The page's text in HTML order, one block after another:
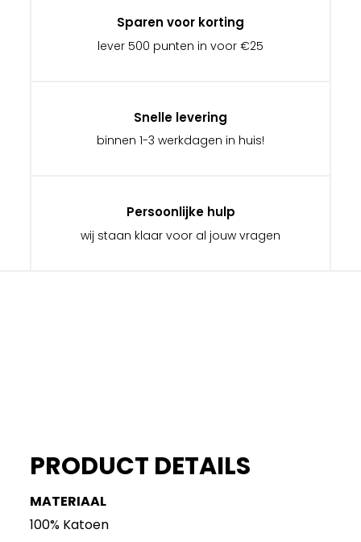
Sparen voor korting
lever 500 punten in voor €25
Snelle levering
binnen 1-3 werkdagen in huis!
Persoonlijke hulp
wij staan klaar voor al jouw vragen
PRODUCT DETAILS
MATERIAAL
100% Katoen